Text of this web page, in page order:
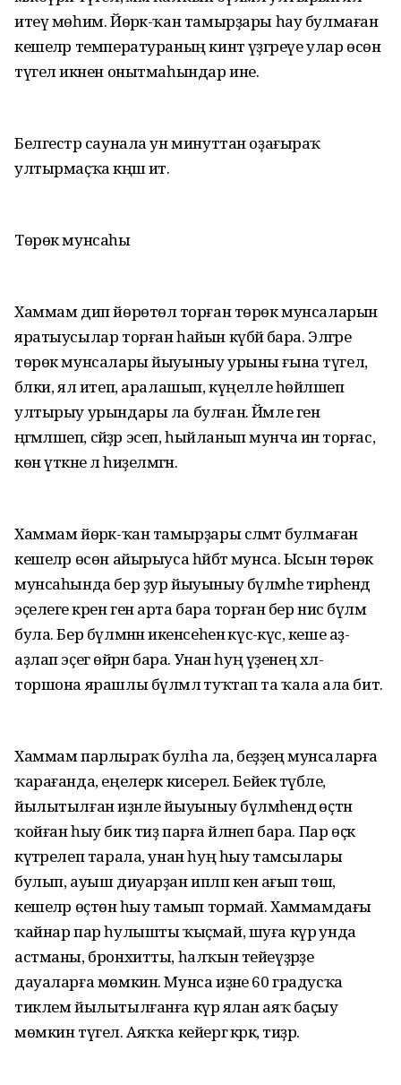
итеү мөһим. Йөрәк-ҡан тамырҙары һау булмаған
кешеләр температураның кинәт үҙгәреүе улар өсөн
түгел икәнен онытмаһындар ине.
Белгестәр саунала ун минуттан оҙағыраҡ
ултырмаҫҡа кәңәш итә.
Төрөк мунсаһы
Хаммам дип йөрөтөлә торған төрөк мунсаларын
яратыусылар торған һайын күбәйә бара. Элгәре
төрөк мунсалары йыуыныу урыны ғына түгел,
бәлки, ял итеп, аралашып, күңелле һөйләшеп
ултырыу урындары ла булған. Йәмле генә
әңгәмәләшеп, сәйҙәр эсеп, һыйланып мунча инә торғас,
көн үткәне лә һиҙелмәгән.
Хаммам йөрәк-ҡан тамырҙары сәләмәт булмаған
кешеләр өсөн айырыуса һәйбәт мунса. Ысын төрөк
мунсаһында бер ҙур йыуыныу бүлмәһе тирәһендә
эҫелеге әкрен генә арта бара торған бер нисә бүлмә
була. Бер бүлмәнән икенсеһенә күсә-күсә, кеше аҙ-
аҙлап эҫегә өйрәнә бара. Унан һуң үҙенең хәл-
торшона ярашлы бүлмәлә туҡтап та ҡала ала бит.
Хаммам парлыраҡ булһа ла, беҙҙең мунсаларға
ҡарағанда, еңелерәк кисерелә. Бейек түбәле,
йылытылған иҙәнле йыуыныу бүлмәһендә өҫтән
ҡойған һыу бик тиҙ парға әйләнеп бара. Пар өҫкә
күтәрелеп тарала, унан һуң һыу тамсылары
булып, ауыш диуарҙан ипләп кенә ағып төшә,
кешеләр өҫтөнә һыу тамып тормай. Хаммамдағы
ҡайнар пар һулышты ҡыҫмай, шуға күрә унда
астманы, бронхитты, һалҡын тейеүҙәрҙе
дауаларға мөмкин. Мунса иҙәне 60 градусҡа
тиклем йылытылғанға күрә ялан аяҡ баҫыу
мөмкин түгел. Аяҡҡа кейергә кәрәк, тиҙәр.